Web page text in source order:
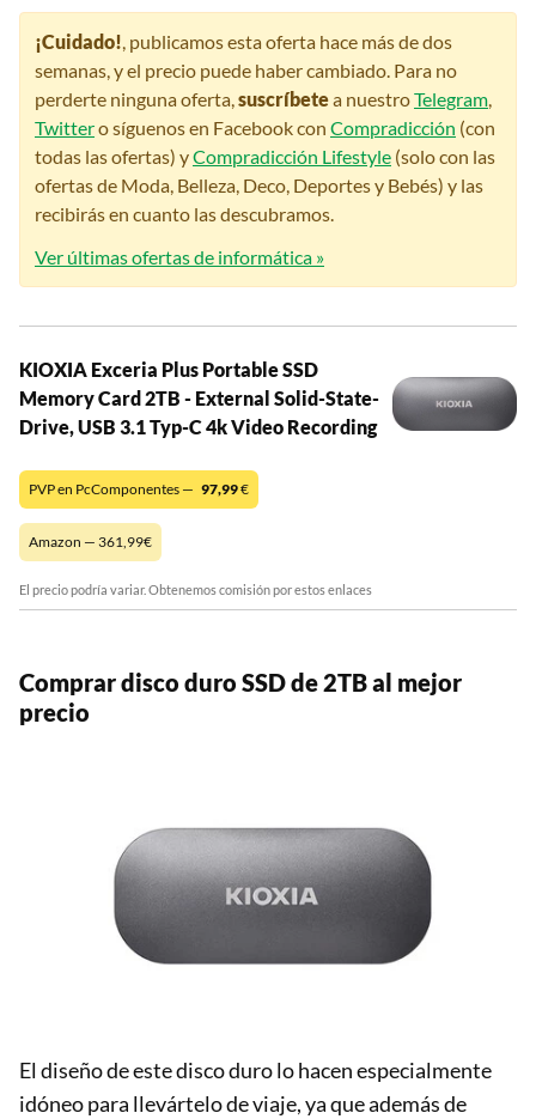
¡Cuidado!, publicamos esta oferta hace más de dos
semanas, y el precio puede haber cambiado. Para no
perderte ninguna oferta,suscríbetea nuestroTelegram,
Twittero síguenos en Facebook con Compradicción (con
todas las ofertas) yCompradicción Lifestyle (solo con las
ofertas de Moda, Belleza, Deco, Deportes y Bebés) y las
recibirás en cuanto las descubramos.
Ver últimas ofertas de informática »
KIOXIA Exceria Plus Portable SSD
Memory Card 2TB - External Solid-State-
Drive, USB 3.1 Typ-C 4k Video Recording
PVP en PcComponentes — 97,99€
Amazon — 361,99€
El precio podría variar. Obtenemos comisión por estos enlaces
Comprar disco duro SSD de 2TB al mejor
precio
El diseño de este disco duro lo hacen especialmente
idóneo para llevártelo de viaje, ya que además de